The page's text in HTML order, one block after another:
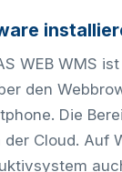
WEB WMS
den
Die
Cloud. Auf